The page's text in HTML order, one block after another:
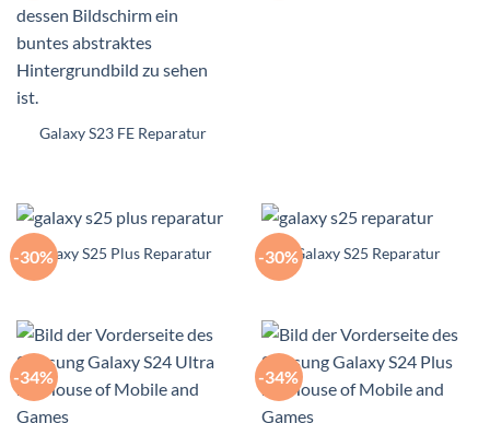
Galaxy S23 FE Reparatur
-30%Galaxy S25 Plus Reparatur -30%Galaxy S25 Reparatur
-34% -34%